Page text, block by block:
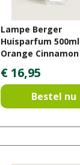
Lampe Berger
Huisparfum 500ml
Orange Cinnamon
€ 16,95
Bestel nu